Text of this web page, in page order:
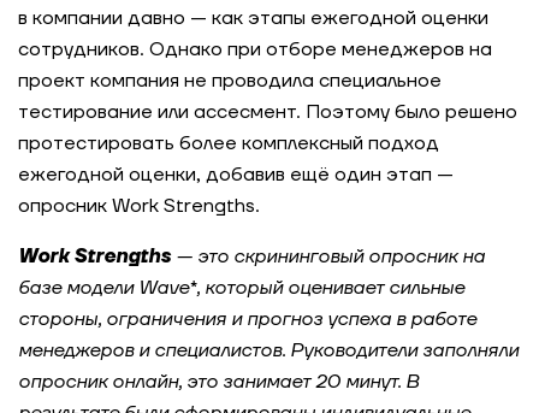
Как систематизировать управление талантами
с помощью карьерных треков
Модель компетенций как основа HR-системы:
опыт ГК «Содружество»
Как Авито выигрывает конкуренцию за IT-
таланты за счёт программ развития
Сильные лидеры — изнутри: подготовка
главных инженеров проекта через оценку и
ИПР в компании «Инфосистемы Джет»
в компании давно — как этапы ежегодной оценки
сотрудников. Однако при отборе менеджеров на
проект компания не проводила специальное
тестирование или ассесмент. Поэтому было решено
протестировать более комплексный подход
ежегодной оценки, добавив ещё один этап —
опросник Work Strengths.
Work Strengths — это скрининговый опросник на
базе модели Wave*, который оценивает сильные
стороны, ограничения и прогноз успеха в работе
менеджеров и специалистов. Руководители заполняли
опросник онлайн, это занимает 20 минут. В